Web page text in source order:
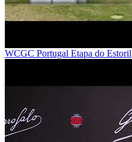
WCGC Portugal Etapa do Estoril